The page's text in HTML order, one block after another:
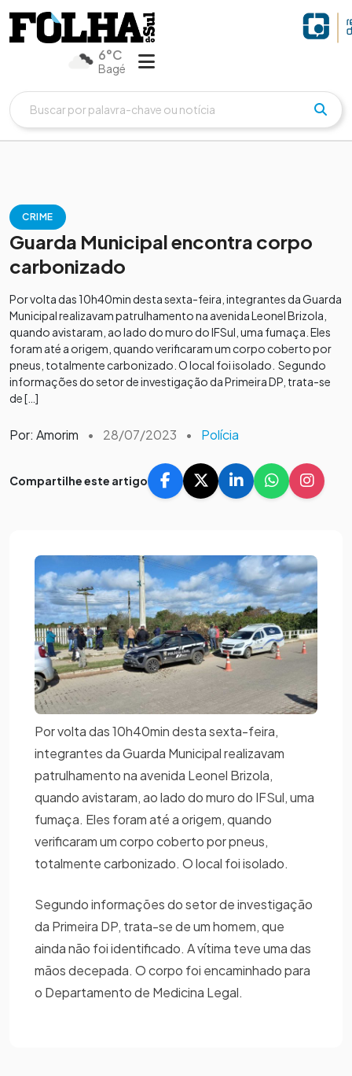
6°C
Bagé
CRIME
Guarda Municipal encontra corpo
carbonizado
Por volta das 10h40min desta sexta-feira, integrantes da Guarda
Municipal realizavam patrulhamento na avenida Leonel Brizola,
quando avistaram, ao lado do muro do IFSul, uma fumaça. Eles
foram até a origem, quando verificaram um corpo coberto por
pneus, totalmente carbonizado. O local foi isolado. Segundo
informações do setor de investigação da Primeira DP, trata-se
de […]
Por: Amorim • 28/07/2023 • Polícia
Compartilhe este artigo
Por volta das 10h40min desta sexta-feira,
integrantes da Guarda Municipal realizavam
patrulhamento na avenida Leonel Brizola,
quando avistaram, ao lado do muro do IFSul, uma
fumaça. Eles foram até a origem, quando
verificaram um corpo coberto por pneus,
totalmente carbonizado. O local foi isolado.
Segundo informações do setor de investigação
da Primeira DP, trata-se de um homem, que
ainda não foi identificado. A vítima teve uma das
mãos decepada. O corpo foi encaminhado para
o Departamento de Medicina Legal.